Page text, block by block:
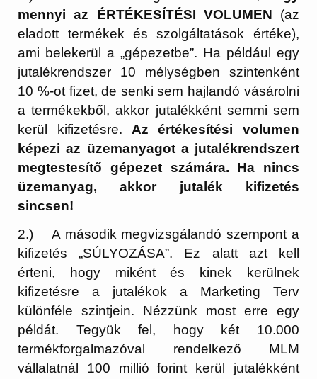
mennyi az ÉRTÉKESÍTÉSI VOLUMEN (az
eladott termékek és szolgáltatások értéke),
ami belekerül a „gépezetbe”. Ha például egy
jutalékrendszer 10 mélységben szintenként
10 %-ot fizet, de senki sem hajlandó vásárolni
a termékekből, akkor jutalékként semmi sem
kerül kifizetésre. Az értékesítési volumen
képezi az üzemanyagot a jutalékrendszert
megtestesítő gépezet számára. Ha nincs
üzemanyag, akkor jutalék kifizetés
sincsen!
2.) A második megvizsgálandó szempont a
kifizetés „SÚLYOZÁSA”. Ez alatt azt kell
érteni, hogy miként és kinek kerülnek
kifizetésre a jutalékok a Marketing Terv
különféle szintjein. Nézzünk most erre egy
példát. Tegyük fel, hogy két 10.000
termékforgalmazóval rendelkező MLM
vállalatnál 100 millió forint kerül jutalékként